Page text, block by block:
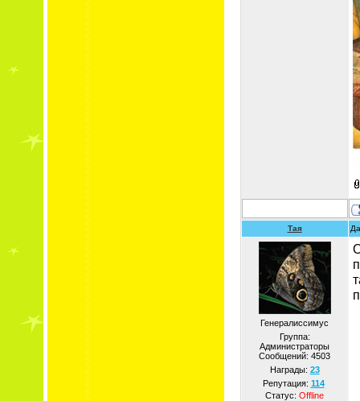
Тая
Генералиссимус
Группа:
Администраторы
Сообщений: 4503
Награды: 23
Репутация: 114
Статус: Offline